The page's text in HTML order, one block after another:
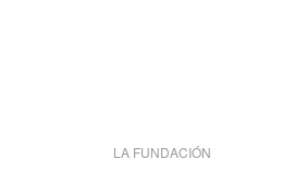
LA FUNDACIÓN